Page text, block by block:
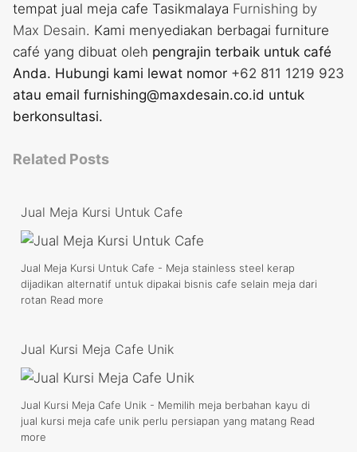
tempat jual meja cafe Tasikmalaya Furnishing by
Max Desain. Kami menyediakan berbagai furniture
café yang dibuat oleh pengrajin terbaik untuk café
Anda. Hubungi kami lewat nomor +62 811 1219 923
atau email furnishing@maxdesain.co.id untuk
berkonsultasi.
Related Posts
Jual Meja Kursi Untuk Cafe
Jual Meja Kursi Untuk Cafe - Meja stainless steel kerap
dijadikan alternatif untuk dipakai bisnis cafe selain meja dari
rotan Read more
Jual Kursi Meja Cafe Unik
Jual Kursi Meja Cafe Unik - Memilih meja berbahan kayu di
jual kursi meja cafe unik perlu persiapan yang matang Read
more